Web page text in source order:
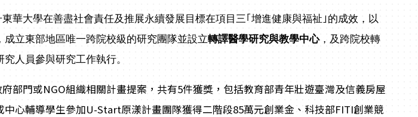
東華大學在善盡社會責任及推展永續發展目標在項目三｢增進健康與福祉｣的成效，以
成立東部地區唯一跨院校級的研究團隊並設立轉譯醫學研究與教學中心，及 跨院校轉
人員參與研究工作執行。
部門或NGO組織相關計畫提案，共有5件獲獎，包括教育部青年壯遊臺灣及信義房屋
中心輔導學生參加U-Start原漾計畫團隊獲得二階段85萬元創業金、科技部FITI創業競